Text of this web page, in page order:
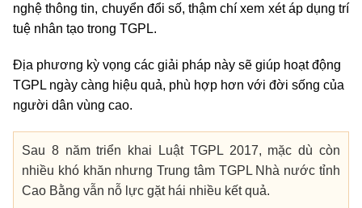
nghệ thông tin, chuyển đổi số, thậm chí xem xét áp dụng trí
tuệ nhân tạo trong TGPL.
Địa phương kỳ vọng các giải pháp này sẽ giúp hoạt động
TGPL ngày càng hiệu quả, phù hợp hơn với đời sống của
người dân vùng cao.
Sau 8 năm triển khai Luật TGPL 2017, mặc dù còn
nhiều khó khăn nhưng Trung tâm TGPL Nhà nước tỉnh
Cao Bằng vẫn nỗ lực gặt hái nhiều kết quả.